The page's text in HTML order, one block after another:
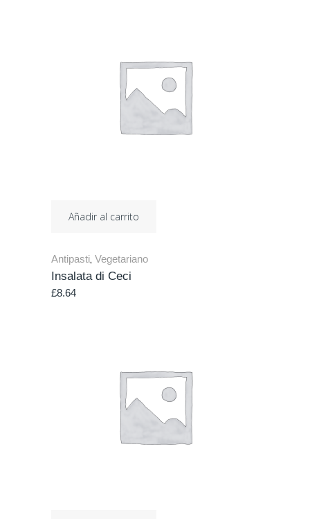
Añadir al carrito
Antipasti, Vegetariano
Insalata di Ceci
£8.64